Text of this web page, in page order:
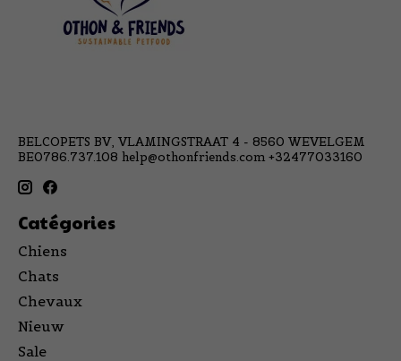
BELCOPETS BV, VLAMINGSTRAAT 4 - 8560 WEVELGEM
BE0786.737.108 help@othonfriends.com +32477033160
Catégories
Chiens
Chats
Chevaux
Nieuw
Sale